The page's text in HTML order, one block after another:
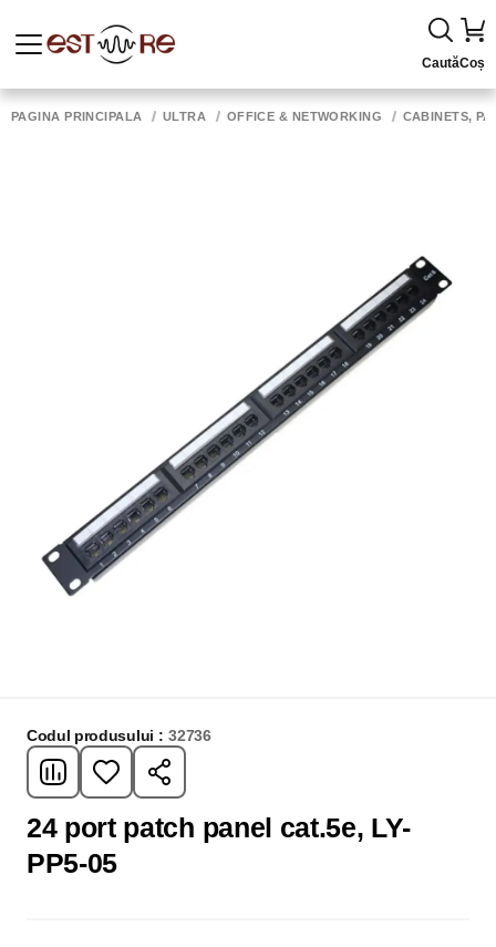
CautăCoș
PAGINA PRINCIPALĂ ULTRA OFFICE & NETWORKING CABINETS,
Codul produsului : 32736
24 port patch panel cat.5e, LY-
PP5-05